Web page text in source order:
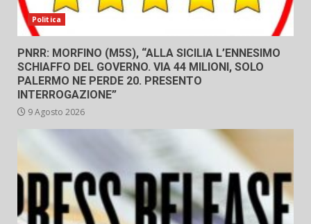
Politica
PNRR: MORFINO (M5S), “ALLA SICILIA L’ENNESIMO
SCHIAFFO DEL GOVERNO. VIA 44 MILIONI, SOLO
PALERMO NE PERDE 20. PRESENTO
INTERROGAZIONE”
9 Agosto 2026